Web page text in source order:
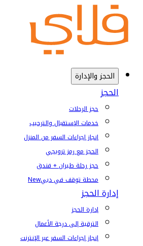
الحجز والإدارة
الحجز
حجز الرحلات
خدمات الإستقبال والترحيب
إنجاز إجراءات السفر من المنزل
الحجز مع رمز ترويجي
حجز رحلة طيران + فندق
محطة توقف في دبيNew
إدارة الحجز
إدارة الحجز
الترقية إلى درجة الأعمال
إنجاز إجراءات السفر عبر الإنترنت